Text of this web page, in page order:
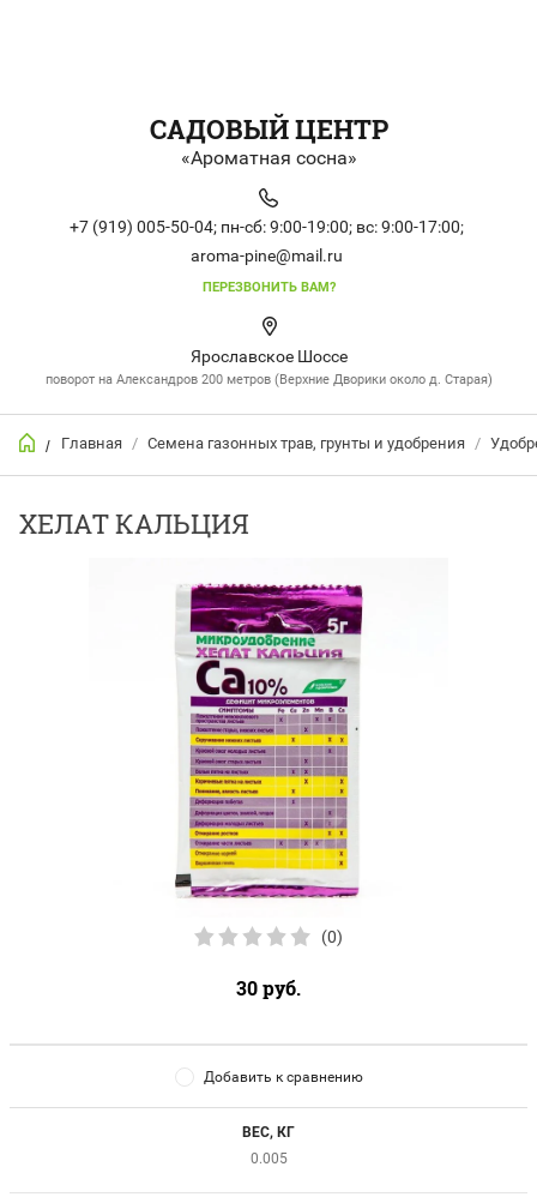
САДОВЫЙ ЦЕНТР
«Ароматная сосна»
+7 (919) 005-50-04; пн-сб: 9:00-19:00; вс: 9:00-17:00;
aroma-pine@mail.ru
ПЕРЕЗВОНИТЬ ВАМ?
Ярославское Шоссе
поворот на Александров 200 метров (Верхние Дворики около д. Старая)
/ Главная / Семена газонных трав, грунты и удобрения /
ХЕЛАТ КАЛЬЦИЯ
(0)
30руб.
Добавить к сравнению
ВЕС, КГ
0.005